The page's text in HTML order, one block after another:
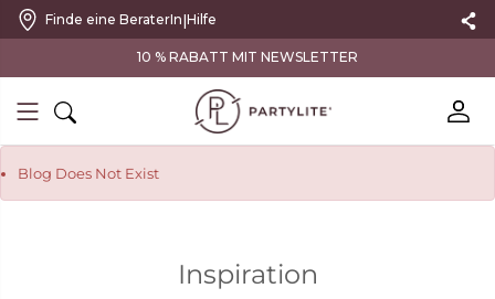
Finde eine BeraterIn|Hilfe
10 % RABATT MIT NEWSLETTER
Blog Does Not Exist
Inspiration